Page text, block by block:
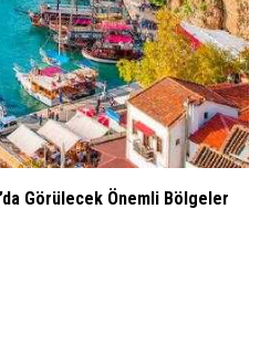
Görülecek Önemli Bölgeler